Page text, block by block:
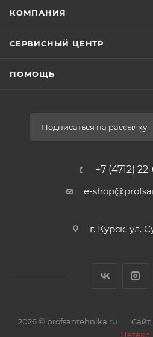
КОМПАНИЯ
СЕРВИСНЫЙ ЦЕНТР
ПОМОЩЬ
Подписаться на рассылку
+7 (4712)
e-
г. Курск, ул.
2026 © profsantehnika.ru
Нетекс